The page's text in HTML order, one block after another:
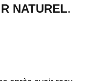
NATUREL.